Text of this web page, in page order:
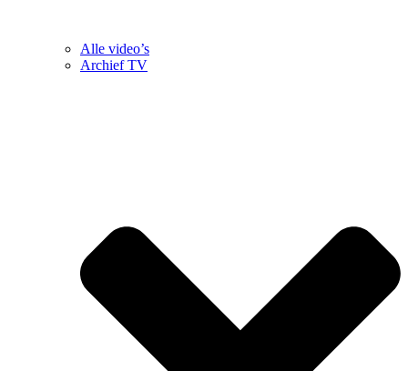
Alle video’s
Archief TV